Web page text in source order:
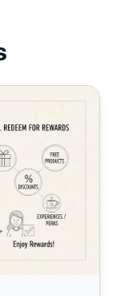
de fidélité à